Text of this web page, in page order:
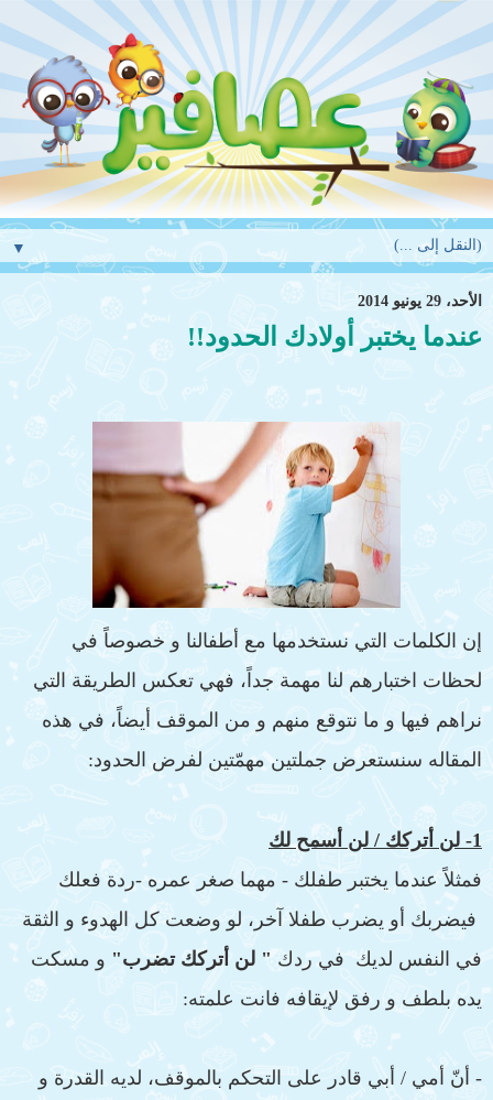
▼
الأحد، 29 يونيو 2014
عندما يختبر أولادك الحدود!!
إن الكلمات التي نستخدمها مع أطفالنا و خصوصاً في
لحظات اختبارهم لنا مهمة جداً، فهي تعكس الطريقة التي
نراهم فيها و ما نتوقع منهم و من الموقف أيضاً، في هذه
المقاله سنستعرض جملتين مهمّتين لفرض الحدود:
1- لن أتركك / لن أسمح لك
فمثلاً عندما يختبر طفلك - مهما صغر عمره -ردة فعلك
فيضربك أو يضرب طفلا آخر، لو وضعت كل الهدوء و الثقة
في النفس لديك في ردك " لن أتركك تضرب" و مسكت
يده بلطف و رفق لإيقافه فانت علمته:
- أنّ أمي / أبي قادر على التحكم بالموقف، لديه القدرة و